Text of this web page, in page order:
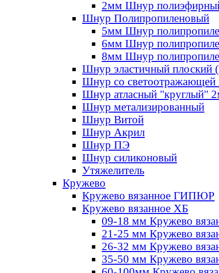
2мм Шнур
Шнур Полипропиленовый
5мм Шнур
6мм Шнур
8мм Шнур
Шнур эластичный плоский
Шнур со светоотражающей
Шнур атласный "круглый"
Шнур метализированный
Шнур Витой
Шнур Акрил
Шнур ПЭ
Шнур силиконовый
Утяжелитель
Кружево
Кружево вязанное ГИПЮР
Кружево вязанное ХБ
09-18 мм Кружево
21-25 мм Кружево
26-32 мм Кружево
35-50 мм Кружево